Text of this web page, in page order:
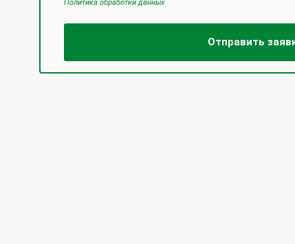
Политика обработки данных